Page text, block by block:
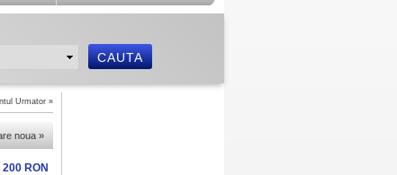
Urmator »
noua »
200 RON